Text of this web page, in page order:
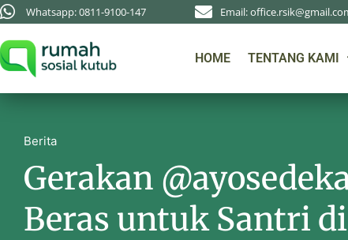
Whatsapp: 0811-9100-147 Email:
HOME TENTANG KAMI
Berita
Gerakan
Beras untuk Santri